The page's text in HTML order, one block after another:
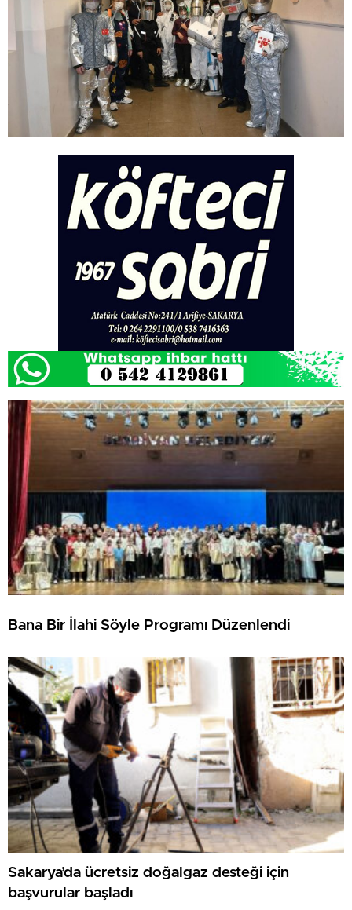
Bana Bir İlahi Söyle Programı Düzenlendi
Sakarya’da ücretsiz doğalgaz desteği için
başvurular başladı